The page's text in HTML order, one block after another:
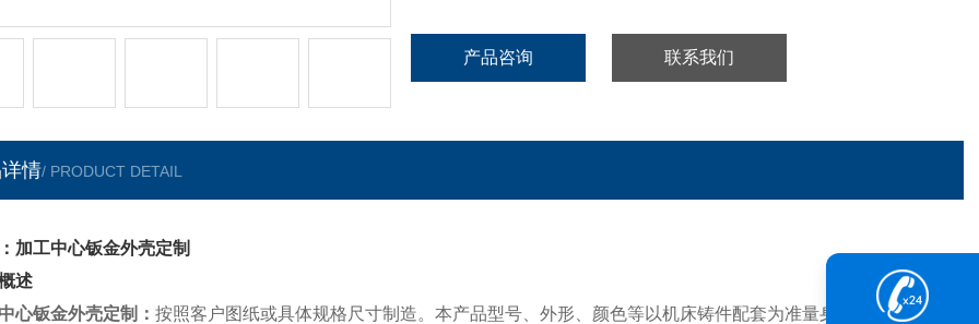
产品咨询 联系我们
情/ PRODUCT DETAIL
加工中心钣金外壳定制
述
心钣金外壳定制 ： 按照客户图纸或具体规格尺寸制造。本产品型号、外形、颜色等以机床铸件配套为准量身定做。防护部